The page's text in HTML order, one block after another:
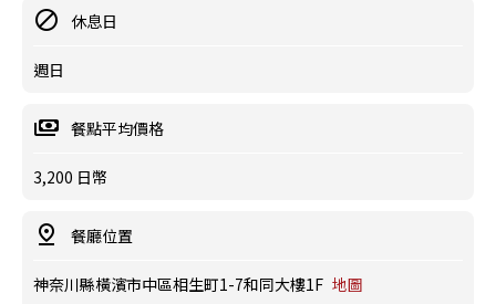
休息日
週日
餐點平均價格
3,200 日幣
餐廳位置
神奈川縣橫濱市中區相生町1-7和同大樓1F 地圖